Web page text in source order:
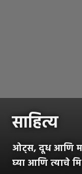
साहित्य
ओट्स, दूध आणि मध.
घ्या आणि त्याचे